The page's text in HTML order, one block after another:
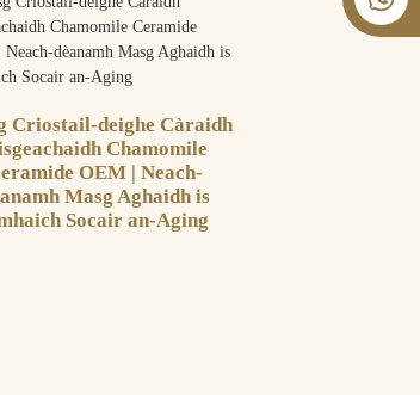
Criostail-deighe Càraidh
Chamomile
OEM | Neach-
Masg Aghaidh is
Socair an-Aging